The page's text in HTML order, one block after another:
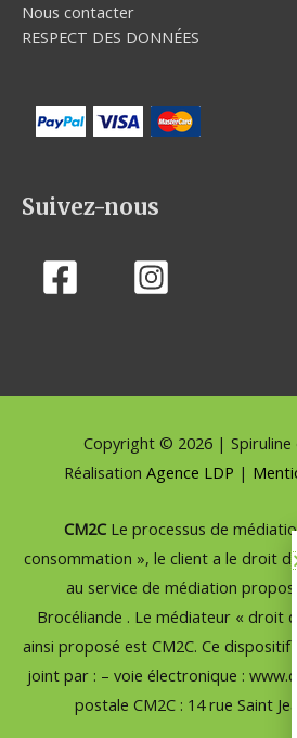
Nous contacter
RESPECT DES DONNÉES
Suivez-nous
Copyright © 2026 | Spiruline
Réalisation Agence LDP |
CM2CLe processus de
consommation », le client a le droit
au service de médiation
Brocéliande . Le médiateur « droit
ainsi proposé est CM2C. Ce dispositif
joint par : – voie électronique :
postale CM2C : 14 rue Saint